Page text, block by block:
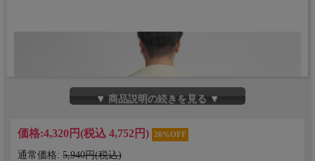
▼ 商品説明の続きを見る ▼
価格:4,320円(税込 4,752円) 20%OFF
通常価格: 5,940円(税込)